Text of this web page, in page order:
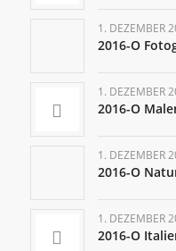
1. DEZEMBER
2016-O
1. DEZEMBER
2016-O
1. DEZEMBER
2016-O
1. DEZEMBER
2016-O